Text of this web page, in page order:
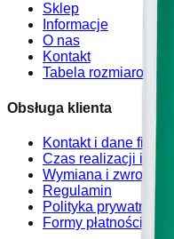
Sklep
Informacje
O nas
Kontakt
Tabela rozmiarowa
Obsługa klienta
Kontakt i dane firmy
Czas realizacji i
Wymiana i zwrot
Regulamin
Polityka prywatności
Formy płatności